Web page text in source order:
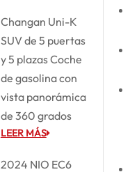
Changan Uni-K
SUV de 5 puertas
y 5 plazas Coche
de gasolina con
vista panorámica
de 360 grados
LEER MÁS
2024 NIO EC6